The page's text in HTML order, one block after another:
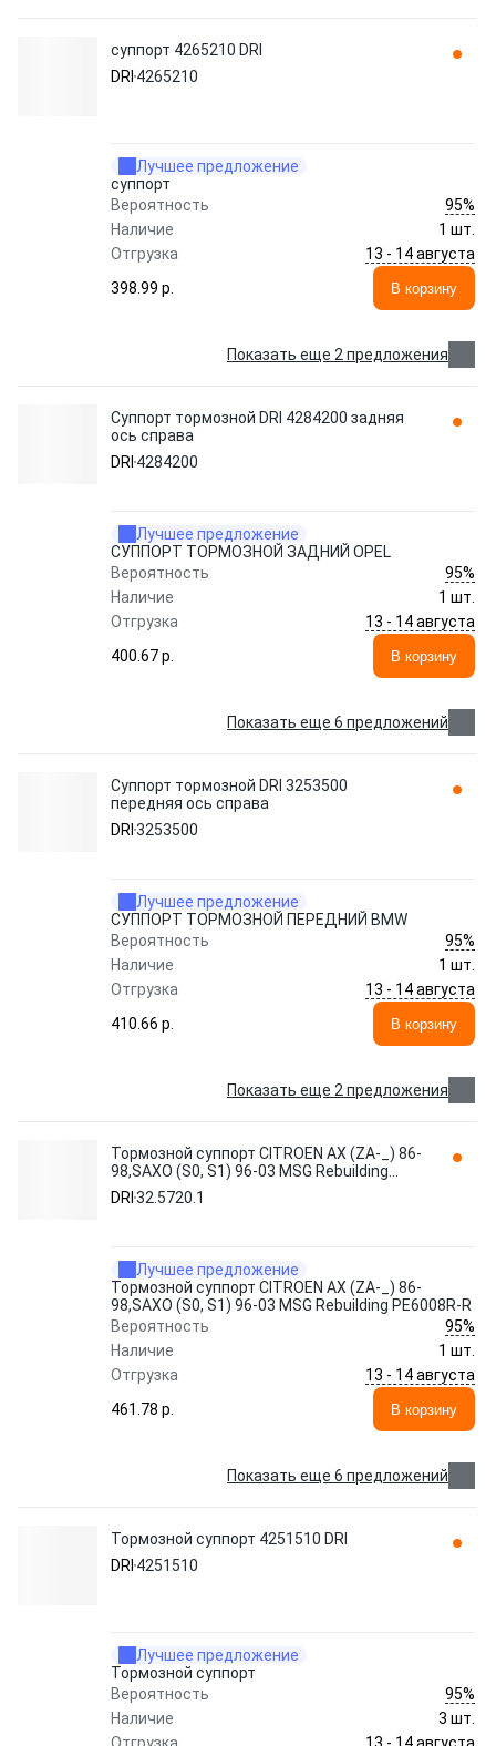
суппорт 4265210 DRI
DRI 4265210
Лучшее предложение
суппорт
Вероятность
95%
Наличие
1 шт.
Отгрузка
13 - 14 августа
398.99 p.
В корзину
Показать еще 2 предложения
Суппорт тормозной DRI 4284200 задняя
ось справа
DRI 4284200
Лучшее предложение
СУППОРТ ТОРМОЗНОЙ ЗАДНИЙ OPEL
Вероятность
95%
Наличие
1 шт.
Отгрузка
13 - 14 августа
400.67 p.
В корзину
Показать еще 6 предложений
Суппорт тормозной DRI 3253500
передняя ось справа
DRI 3253500
Лучшее предложение
СУППОРТ ТОРМОЗНОЙ ПЕРЕДНИЙ BMW
Вероятность
95%
Наличие
1 шт.
Отгрузка
13 - 14 августа
410.66 p.
В корзину
Показать еще 2 предложения
Тормозной суппорт CITROEN AX (ZA-_) 86-
98,SAXO (S0, S1) 96-03 MSG Rebuilding
PE6008R-R 32.5720.1 DRI
DRI 32.5720.1
Лучшее предложение
Тормозной суппорт CITROEN AX (ZA-_) 86-
98,SAXO (S0, S1) 96-03 MSG Rebuilding PE6008R-R
Вероятность
95%
Наличие
1 шт.
Отгрузка
13 - 14 августа
461.78 p.
В корзину
Показать еще 6 предложений
Тормозной суппорт 4251510 DRI
DRI 4251510
Лучшее предложение
Тормозной суппорт
Вероятность
95%
Наличие
3 шт.
13 - 14 августа